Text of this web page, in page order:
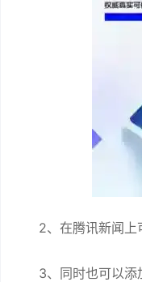
2、在腾讯新闻上
3、同时也可以添